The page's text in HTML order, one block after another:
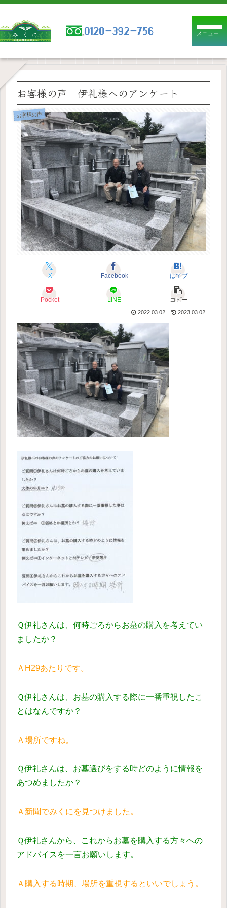
メニュー
お客様の声 伊礼様へのアンケート
お客様の声
X Facebook はてブ
Pocket LINE コピー
2022.03.02 2023.03.02
Ｑ伊礼さんは、何時ごろからお墓の購入を考えてい
ましたか？
ＡH29あたりです。
Ｑ伊礼さんは、お墓の購入する際に一番重視したこ
とはなんですか？
Ａ場所ですね。
Ｑ伊礼さんは、お墓選びをする時どのように情報を
あつめましたか？
Ａ新聞でみくにを見つけました。
Ｑ伊礼さんから、これからお墓を購入する方々への
アドバイスを一言お願いします。
Ａ購入する時期、場所を重視するといいでしょう。